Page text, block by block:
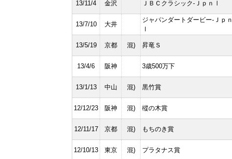
13/11/4 金沢 ＪＢＣクラシック-ＪｐｎⅠ
13/7/10 大井
ジャパンダートダービー-Ｊｐｎ
Ⅰ
13/5/19 京都 混) 昇竜Ｓ
13/4/6 阪神 3歳500万下
13/1/13 中山 混) 黒竹賞
12/12/23 阪神 混) 樅の木賞
12/11/17 京都 混) もちのき賞
12/10/13 東京 混) プラタナス賞